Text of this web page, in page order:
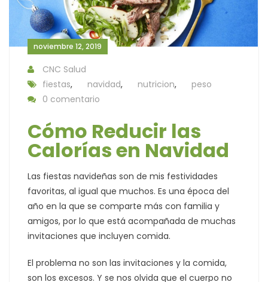
noviembre 12, 2019
CNC Salud
fiestas, navidad, nutricion,
peso
0 comentario
Cómo Reducir las
Calorías en Navidad
Las fiestas navideñas son de mis festividades
favoritas, al igual que muchos. Es una época del
año en la que se comparte más con familia y
amigos, por lo que está acompañada de muchas
invitaciones que incluyen comida.
El problema no son las invitaciones y la comida,
son los excesos. Y se nos olvida que el cuerpo no